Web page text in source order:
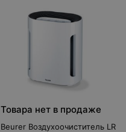
Товара нет в продаже
Beurer Воздухоочиститель LR